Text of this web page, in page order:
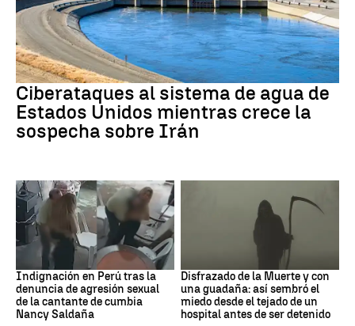
Guerra Irán
Ciberataques al sistema de agua de
Estados Unidos mientras crece la
sospecha sobre Irán
Indignación en Perú tras la
denuncia de agresión sexual
de la cantante de cumbia
Nancy Saldaña
Disfrazado de la Muerte y con
una guadaña: así sembró el
miedo desde el tejado de un
hospital antes de ser detenido